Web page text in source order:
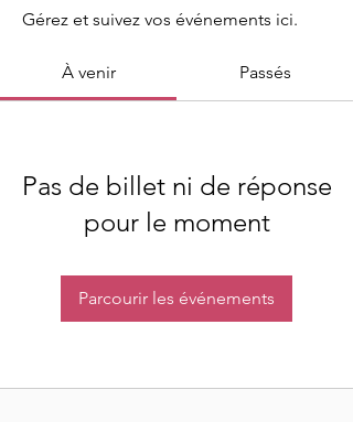
Gérez et suivez vos événements ici.
À venir Passés
Pas de billet ni de réponse
pour le moment
Parcourir les événements